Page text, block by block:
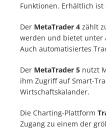
Funktionen. Erhältlich
Der MetaTrader 4 zählt
werden und bietet unter
Auch automatisiertes
Der MetaTrader 5 nutzt
ihm Zugriff auf Smart-
Wirtschaftskalander.
Die Charting-Plattform
Zugang zu einem der